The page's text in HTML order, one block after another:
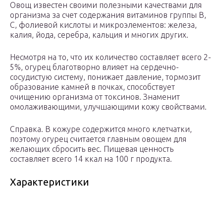
Овощ известен своими полезными качествами для
организма за счет содержания витаминов группы В,
С, фолиевой кислоты и микроэлементов: железа,
калия, йода, серебра, кальция и многих других.
Несмотря на то, что их количество составляет всего 2-
5%, огурец благотворно влияет на сердечно-
сосудистую систему, понижает давление, тормозит
образование камней в почках, способствует
очищению организма от токсинов. Знаменит
омолаживающими, улучшающими кожу свойствами.
Справка. В кожуре содержится много клетчатки,
поэтому огурец считается главным овощем для
желающих сбросить вес. Пищевая ценность
составляет всего 14 ккал на 100 г продукта.
Характеристики